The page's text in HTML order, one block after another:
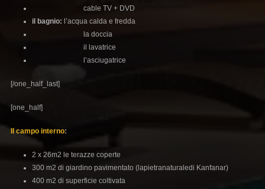
cable TV + DVD
il bagnio: l’acqua calda e fredda
la doccia
il lavatrice
l’asciugatrice
[/one_half_last]
[one_half]
Il campo interno:
2 x 26m2 le terazze coperte
300 m2 di giardino pavimentato (lapietranaturaledi Kanfanar)
400 m2 di superficie coltivata